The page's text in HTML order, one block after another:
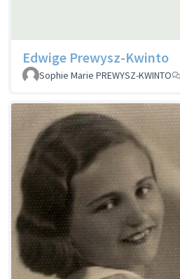
Edwige Prewysz-Kwinto
Sophie Marie PREWYSZ-KWINTO